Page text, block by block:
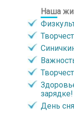
Наша
зарядке!
День